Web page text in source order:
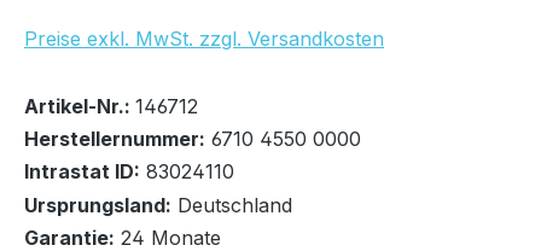
Preise exkl. MwSt. zzgl. Versandkosten
Bestand:0x
Nicht Lagernd
Artikel-Nr.: 146712
Herstellernummer: 6710 4550 0000
Intrastat ID: 83024110
Ursprungsland: Deutschland
Garantie: 24 Monate